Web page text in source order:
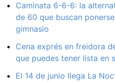
Caminata 6-6-6: la
de 60 que buscan
gimnasio
Cena exprés en freidora
que puedes tener lista en
El 14 de junio llega La